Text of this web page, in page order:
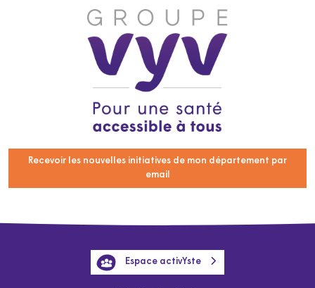
Recevoir les nouvelles initiatives de mon département par
email
Espace activYste